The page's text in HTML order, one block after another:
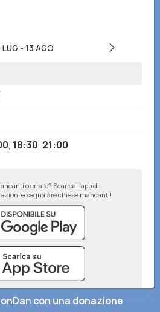
LUG - 13 AGO
, 18:30, 21:00
o errate? Scarica l'app di
e segnalare chiese mancanti!
con una donazione